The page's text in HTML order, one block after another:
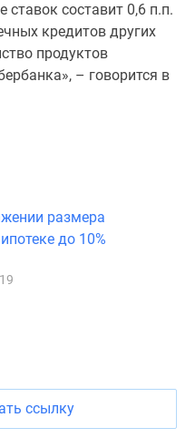
ставок составит 0,6 п.п.
кредитов других
продуктов
– говорится в
размера
до 10%​
ссылку